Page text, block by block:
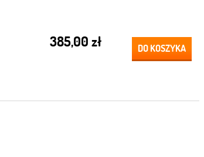
385,00 zł DO KOSZYKA